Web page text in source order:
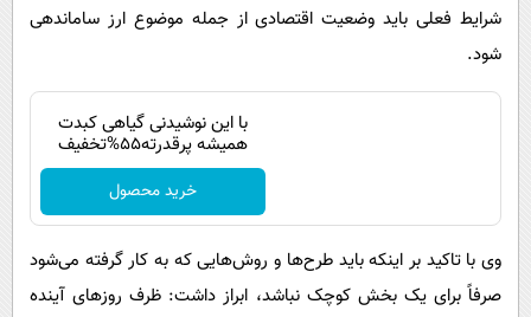
شرایط فعلی باید وضعیت اقتصادی از جمله موضوع ارز ساماندهی
شود.
با این نوشیدنی گیاهی کبدت
همیشه پرقدرته55%تخفیف
خرید محصول
وی با تاکید بر اینکه باید طرح‌‌‌ها و روش‌‌‌هایی که به کار گرفته می‌‌‌‌شود
صرفاً برای یک بخش کوچک نباشد، ابراز داشت: ظرف روزهای آینده